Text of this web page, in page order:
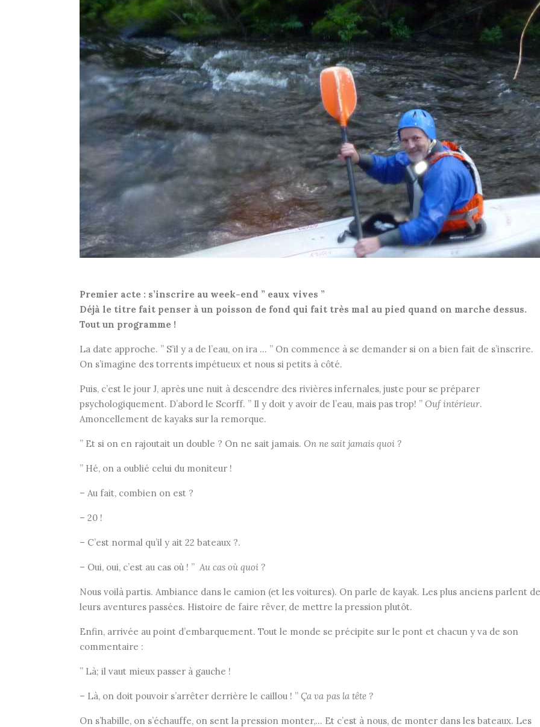
Premier acte : s’inscrire au week-end ” eaux vives ”
Déjà le titre fait penser à un poisson de fond qui fait très mal au pied quand on marche dessus.
Tout un programme !
La date approche. ” S’il y a de l’eau, on ira … ” On commence à se demander si on a bien fait de s’inscrire.
On s’imagine des torrents impétueux et nous si petits à côté.
Puis, c’est le jour J, après une nuit à descendre des rivières infernales, juste pour se préparer
psychologiquement. D’abord le Scorff. ” Il y doit y avoir de l’eau, mais pas trop! ” Ouf intérieur.
Amoncellement de kayaks sur la remorque.
” Et si on en rajoutait un double ? On ne sait jamais. On ne sait jamais quoi ?
” Hé, on a oublié celui du moniteur !
– Au fait, combien on est ?
– 20 !
– C’est normal qu’il y ait 22 bateaux ?.
– Oui, oui, c’est au cas où ! ” Au cas où quoi ?
Nous voilà partis. Ambiance dans le camion (et les voitures). On parle de kayak. Les plus anciens parlent de
leurs aventures passées. Histoire de faire rêver, de mettre la pression plutôt.
Enfin, arrivée au point d’embarquement. Tout le monde se précipite sur le pont et chacun y va de son
commentaire :
” Là; il vaut mieux passer à gauche !
– Là, on doit pouvoir s’arrêter derrière le caillou ! ” Ça va pas la tête ?
On s’habille, on s’échauffe, on sent la pression monter,… Et c’est à nous, de monter dans les bateaux. Les